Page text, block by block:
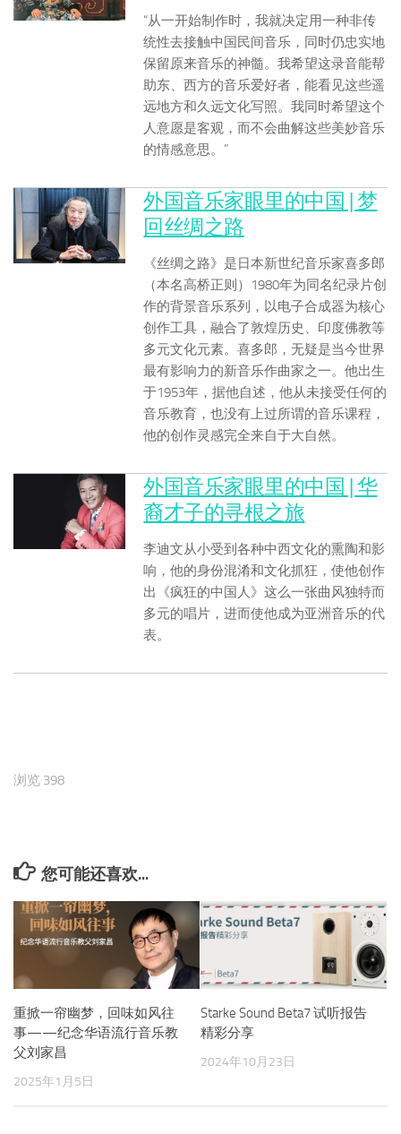
“从一开始制作时，我就决定用一种非传
统性去接触中国民间音乐，同时仍忠实地
保留原来音乐的神髓。我希望这录音能帮
助东、西方的音乐爱好者，能看见这些遥
远地方和久远文化写照。我同时希望这个
人意愿是客观，而不会曲解这些美妙音乐
的情感意思。”
外国音乐家眼里的中国 | 梦
回丝绸之路
《丝绸之路》是日本新世纪音乐家喜多郎
（本名高桥正则）1980年为同名纪录片创
作的背景音乐系列，以电子合成器为核心
创作工具，融合了敦煌历史、印度佛教等
多元文化元素。喜多郎，无疑是当今世界
最有影响力的新音乐作曲家之一。他出生
于1953年，据他自述，他从未接受任何的
音乐教育，也没有上过所谓的音乐课程，
他的创作灵感完全来自于大自然。
外国音乐家眼里的中国 | 华
裔才子的寻根之旅
李迪文从小受到各种中西文化的熏陶和影
响，他的身份混淆和文化抓狂，使他创作
出《疯狂的中国人》这么一张曲风独特而
多元的唱片，进而使他成为亚洲音乐的代
表。
浏览 398
您可能还喜欢...
重掀一帘幽梦，回味如风往
事——纪念华语流行音乐教
父刘家昌
2025年1月5日
Starke Sound Beta7 试听报告
精彩分享
2024年10月23日